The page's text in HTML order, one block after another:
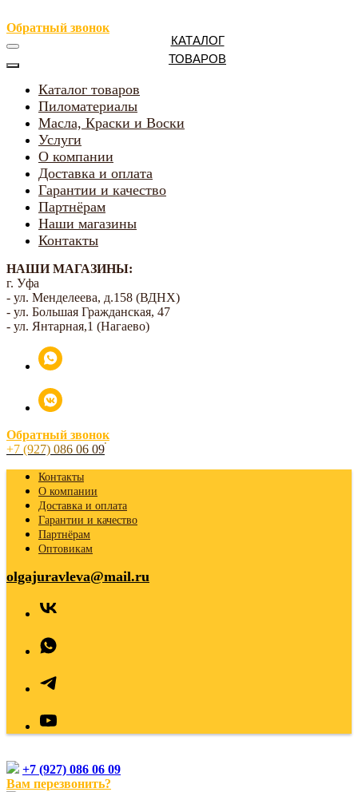
Обратный звонок
Каталог товаров
Пиломатериалы
Масла, Краски и Воски
Услуги
О компании
Доставка и оплата
Гарантии и качество
Партнёрам
Наши магазины
Контакты
НАШИ МАГАЗИНЫ:
г. Уфа
- ул. Менделеева, д.158 (ВДНХ)
- ул. Большая Гражданская, 47
- ул. Янтарная,1 (Нагаево)
Обратный звонок
+7 (927) 086 06 09
Контакты
О компании
Доставка и оплата
Гарантии и качество
Партнёрам
Оптовикам
olgajuravleva@mail.ru
+7 (927) 086 06 09
Вам перезвонить?
КАТАЛОГ
ТОВАРОВ